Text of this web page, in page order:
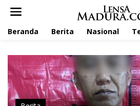
Beranda Berita Nasional